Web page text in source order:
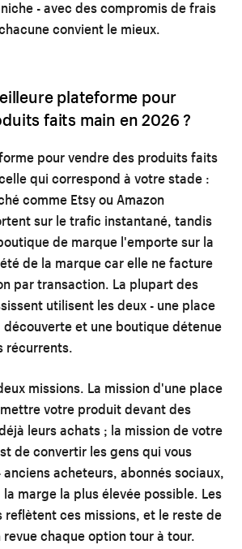
- avec des compromis de frais
convient le mieux.
plateforme pour
faits main en 2026 ?
pour vendre des produits faits
qui correspond à votre stade :
comme Etsy ou Amazon
sur le trafic instantané, tandis
de marque l'emporte sur la
de la marque car elle ne facture
par transaction. La plupart des
utilisent les deux - une place
et une boutique détenue
récurrents.
missions. La mission d'une place
votre produit devant des
leurs achats ; la mission de votre
de convertir les gens qui vous
acheteurs, abonnés sociaux,
marge la plus élevée possible. Les
ces missions, et le reste de
chaque option tour à tour.